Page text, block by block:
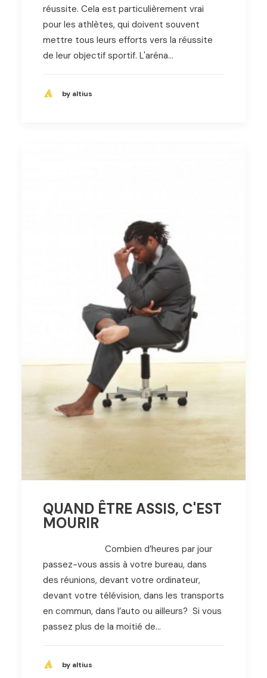
réussite. Cela est particulièrement vrai
pour les athlètes, qui doivent souvent
mettre tous leurs efforts vers la réussite
de leur objectif sportif. L'aréna…
by altius
QUAND ÊTRE ASSIS, C'EST
MOURIR
Combien d’heures par jour
passez-vous assis à votre bureau, dans
des réunions, devant votre ordinateur,
devant votre télévision, dans les transports
en commun, dans l’auto ou ailleurs? Si vous
passez plus de la moitié de…
by altius